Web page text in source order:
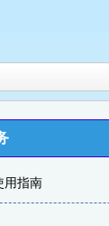
用指南